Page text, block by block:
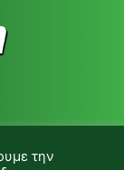
την